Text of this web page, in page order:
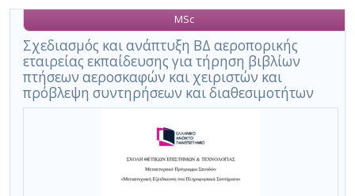
αποτέλεσμα
,
σύνολο
σελίδων
1.
τα
αποτελέσματα
αναζήτησης:
Σχεδιασμός και ανάπτυξη ΒΔ αεροπορικής
εταιρείας εκπαίδευσης για τήρηση βιβλίων
πτήσεων αεροσκαφών και χειριστών και
πρόβλεψη συντηρήσεων και διαθεσιμοτήτων
MSc